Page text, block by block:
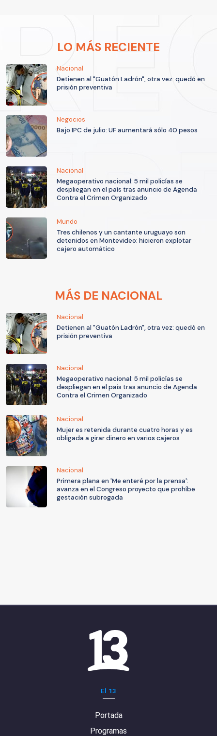
LO MÁS RECIENTE
Nacional
Detienen al "Guatón Ladrón", otra vez: quedó en
prisión preventiva
Negocios
Bajo IPC de julio: UF aumentará sólo 40 pesos
Nacional
Megaoperativo nacional: 5 mil policías se
despliegan en el país tras anuncio de Agenda
Contra el Crimen Organizado
Mundo
Tres chilenos y un cantante uruguayo son
detenidos en Montevideo: hicieron explotar
cajero automático
MÁS DE NACIONAL
Nacional
Detienen al "Guatón Ladrón", otra vez: quedó en
prisión preventiva
Nacional
Megaoperativo nacional: 5 mil policías se
despliegan en el país tras anuncio de Agenda
Contra el Crimen Organizado
Nacional
Mujer es retenida durante cuatro horas y es
obligada a girar dinero en varios cajeros
Nacional
Primera plana en 'Me enteré por la prensa':
avanza en el Congreso proyecto que prohíbe
gestación subrogada
El 13
Portada
Programas